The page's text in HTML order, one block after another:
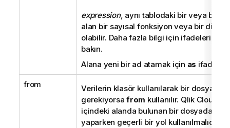
expression, aynı tablodaki bir veya
alan bir sayısal fonksiyon veya bir dize
olabilir. Daha fazla bilgi için ifadelerin
bakın.
Alana yeni bir ad atamak için as ifadesi
from
Verilerin klasör kullanılarak bir
gerekiyorsa from kullanılır. Qlik Cloud
içindeki alanda bulunan bir dosyadan
yaparken geçerli bir yol kullanılmalıdır.